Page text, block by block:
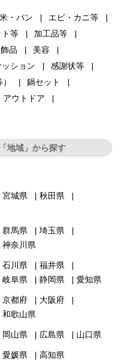
米・パン
エビ・カニ等
ト等
加工品等
品
美容
ッション
感謝状等
鍋セット
アウトドア
地域」から探す
宮城県
秋田県
群馬県
埼玉県
神奈川県
石川県
福井県
岐阜県 静岡県 愛知県
京都府
大阪府
和歌山県
岡山県 広島県 山口県
愛媛県 高知県